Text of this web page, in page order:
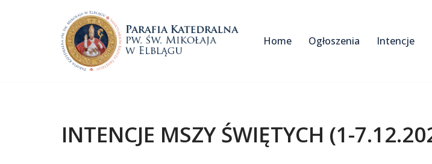
Home Ogłoszenia Intencje
INTENCJE MSZY ŚWIĘTYCH (1-